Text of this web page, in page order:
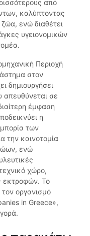
από
καλύπτοντας
ενώ διαθέτει
υγειονομικών
Περιοχή
στον
δημιουργήσει
απευθύνεται σε
έμφαση
η
των
την καινοτομία
ενώ
χώρο,
εκτροφών. Το
οργανισμό
in Greece»,